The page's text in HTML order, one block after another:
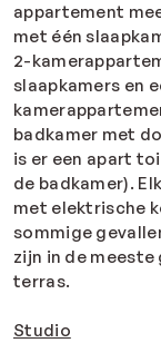
appartement
met één
2-
slaapkamers en
badkamer met
is er een apart
de badkamer).
met elektrische
sommige
zijn in de
terras.
Studio